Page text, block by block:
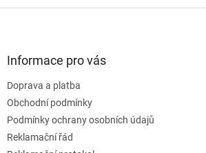
Informace pro vás
Doprava a platba
Obchodní podmínky
Podmínky ochrany osobních údajů
Reklamační řád